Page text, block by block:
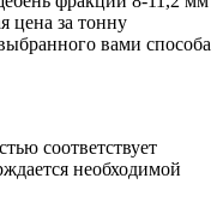
цена за тонну
вами способа
соответствует
необходимой